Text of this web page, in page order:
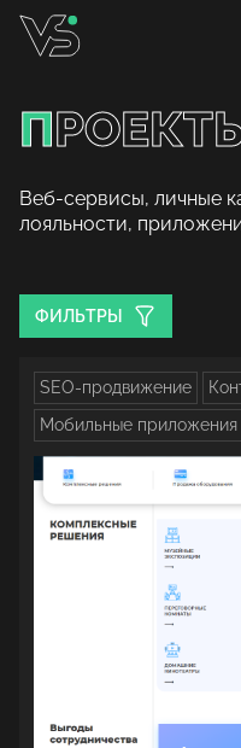
П
Веб-сервисы, личные
лояльности,
Проекты
ФИЛЬТРЫ
SEO-продвижение
Мобильные приложения